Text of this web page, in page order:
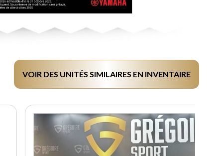
VOIR DES UNITÉS SIMILAIRES EN INVENTAIRE